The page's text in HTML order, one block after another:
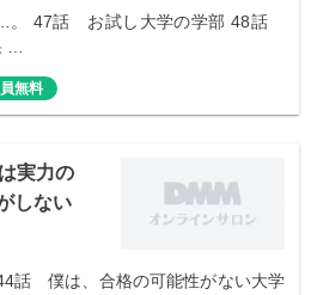
。 47話 お試し大学の学部 48話
…
無料
実力の
しない
話 僕は、合格の可能性がない大学